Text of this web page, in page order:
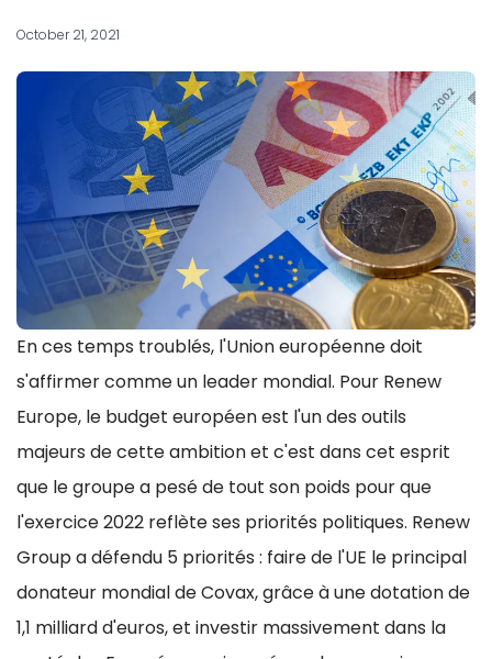
October 21, 2021
En ces temps troublés, l'Union européenne doit
s'affirmer comme un leader mondial. Pour Renew
Europe, le budget européen est l'un des outils
majeurs de cette ambition et c'est dans cet esprit
que le groupe a pesé de tout son poids pour que
l'exercice 2022 reflète ses priorités politiques. Renew
Group a défendu 5 priorités : faire de l'UE le principal
donateur mondial de Covax, grâce à une dotation de
1,1 milliard d'euros, et investir massivement dans la